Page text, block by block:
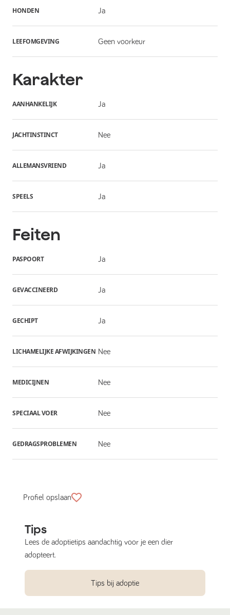
HONDEN Ja
LEEFOMGEVING Geen voorkeur
Karakter
AANHANKELIJK Ja
JACHTINSTINCT Nee
ALLEMANSVRIEND Ja
SPEELS Ja
Feiten
PASPOORT Ja
GEVACCINEERD Ja
GECHIPT Ja
LICHAMELIJKE AFWIJKINGEN Nee
MEDICIJNEN Nee
SPECIAAL VOER Nee
GEDRAGSPROBLEMEN Nee
Profiel opslaan
Tips
Lees de adoptietips aandachtig voor je een dier
adopteert.
Tips bij adoptie